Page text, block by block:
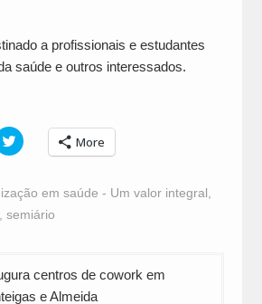
a profissionais e estudantes
saúde e outros interessados.
Click
to
Twitter
(Opens
new
More
em saúde - Um valor integral
semiário
centros de cowork em
e Almeida